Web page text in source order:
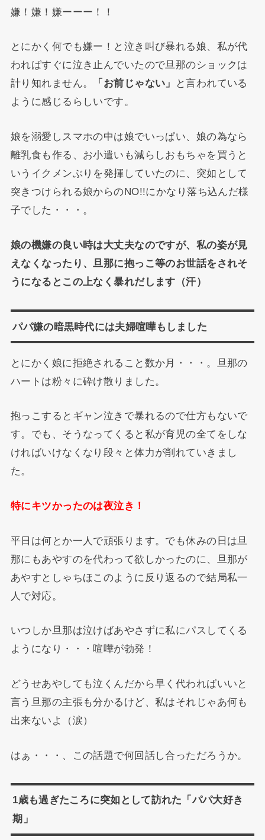
嫌！嫌！嫌ーーー！！
とにかく何でも嫌ー！と泣き叫び暴れる娘、私が代
わればすぐに泣き止んでいたので旦那のショックは
計り知れません。
「お前じゃない」
と言われている
ように感じるらしいです。
娘を溺愛しスマホの中は娘でいっぱい、娘の為なら
離乳食も作る、お小遣いも減らしおもちゃを買うと
いうイクメンぶりを発揮していたのに、突如として
突きつけられる娘からのNO!!にかなり落ち込んだ様
子でした・・・。
娘の機嫌の良い時は大丈夫なのですが、私の姿が見
えなくなったり、旦那に抱っこ等のお世話をされそ
うになるとこの上なく暴れだします（汗）
パパ嫌の暗黒時代には夫婦喧嘩もしました
とにかく娘に拒絶されること数か月・・・。旦那の
ハートは粉々に砕け散りました。
抱っこするとギャン泣きで暴れるので仕方もないで
す。でも、そうなってくると私が育児の全てをしな
ければいけなくなり段々と体力が削れていきまし
た。
特にキツかったのは夜泣き！
平日は何とか一人で頑張ります。でも休みの日は旦
那にもあやすのを代わって欲しかったのに、旦那が
あやすとしゃちほこのように反り返るので結局私一
人で対応。
いつしか旦那は泣けばあやさずに私にパスしてくる
ようになり・・・喧嘩が勃発！
どうせあやしても泣くんだから早く代わればいいと
言う旦那の主張も分かるけど、私はそれじゃあ何も
出来ないよ（涙）
はぁ・・・、この話題で何回話し合っただろうか。
1歳も過ぎたころに突如として訪れた「パパ大好き
期」